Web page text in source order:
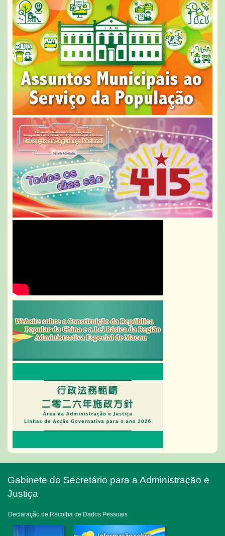
Gabinete do Secretário para a Administração e
Justiça
Declaração de Recolha de Dados Pessoais